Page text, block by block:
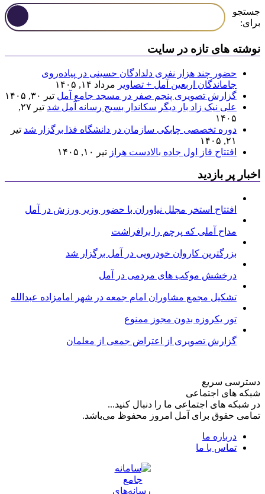
جستجو
برای:
نوشته های تازه در سایت
حضور چند هزار نفری دلدادگان حسینی در پیاده‌روی
جاماندگان اربعین آمل + تصاویر مرداد ۱۴, ۱۴۰۵
گزارش تصویری پنجم صفر در مسجد جامع آمل تیر ۳۰, ۱۴۰۵
علی نیک زاد بار دیگر سکاندار بسیج رسانه آمل شد
تیر ۲۷,
۱۴۰۵
دوره تخصصی چابکی سازمان در دانشگاه فذا برگزار شد تیر
۲۱, ۱۴۰۵
افتتاح فاز اول جاده بالادست هراز تیر ۱۰, ۱۴۰۵
اخبار پر بازدید
افتتاح استخر مجلل نیاوران با حضور وزیر ورزش در آمل
مداح آملی که پرچم را برافراشت
بزرگترین کاروان خودرویی در آمل برگزار شد
درخشش موکب های مردمی در آمل
تشکیل مجمع مشاوران امام جمعه در شهر امامزاده عبدالله
تور یکروزه بدون مجوز ممنوع
گزارش تصویری از اعتراض جمعی از معلمان
دسترسی سریع
شبکه های اجتماعی
در شبکه های اجتماعی ما را دنبال کنید...
تمامی حقوق برای آمل امروز محفوظ می‌باشد.
درباره ما
تماس با ما